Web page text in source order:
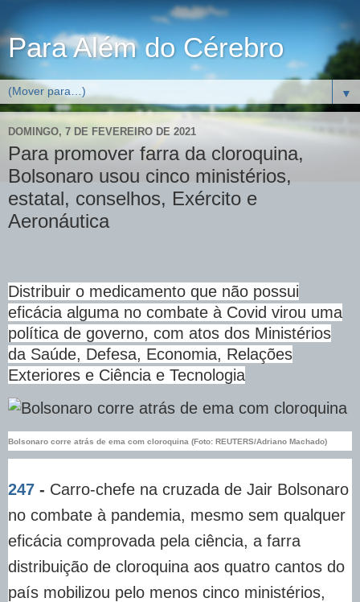
Para Além do Cérebro
▼
DOMINGO, 7 DE FEVEREIRO DE 2021
Para promover farra da cloroquina,
Bolsonaro usou cinco ministérios,
estatal, conselhos, Exército e
Aeronáutica
Distribuir o medicamento que não possui
eficácia alguma no combate à Covid virou uma
política de governo, com atos dos Ministérios
da Saúde, Defesa, Economia, Relações
Exteriores e Ciência e Tecnologia
Bolsonaro corre atrás de ema com cloroquina (Foto: REUTERS/Adriano Machado)
247 - Carro-chefe na cruzada de Jair Bolsonaro
no combate à pandemia, mesmo sem qualquer
eficácia comprovada pela ciência, a farra
distribuição de cloroquina aos quatro cantos do
país mobilizou pelo menos cinco ministérios,